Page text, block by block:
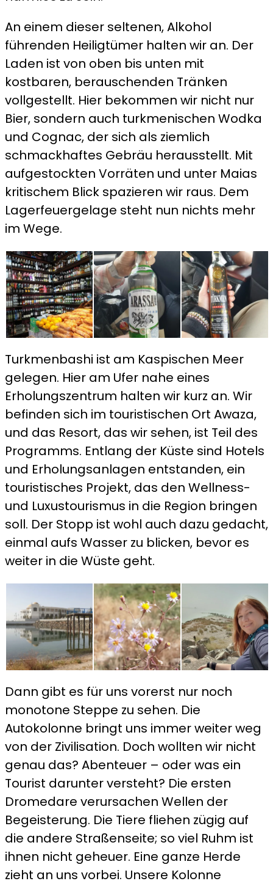
An einem dieser seltenen, Alkohol
führenden Heiligtümer halten wir an. Der
Laden ist von oben bis unten mit
kostbaren, berauschenden Tränken
vollgestellt. Hier bekommen wir nicht nur
Bier, sondern auch turkmenischen Wodka
und Cognac, der sich als ziemlich
schmackhaftes Gebräu herausstellt. Mit
aufgestockten Vorräten und unter Maias
kritischem Blick spazieren wir raus. Dem
Lagerfeuergelage steht nun nichts mehr
im Wege.
Turkmenbashi ist am Kaspischen Meer
gelegen. Hier am Ufer nahe eines
Erholungszentrum halten wir kurz an. Wir
befinden sich im touristischen Ort Awaza,
und das Resort, das wir sehen, ist Teil des
Programms. Entlang der Küste sind Hotels
und Erholungsanlagen entstanden, ein
touristisches Projekt, das den Wellness-
und Luxustourismus in die Region bringen
soll. Der Stopp ist wohl auch dazu gedacht,
einmal aufs Wasser zu blicken, bevor es
weiter in die Wüste geht.
Dann gibt es für uns vorerst nur noch
monotone Steppe zu sehen. Die
Autokolonne bringt uns immer weiter weg
von der Zivilisation. Doch wollten wir nicht
genau das? Abenteuer – oder was ein
Tourist darunter versteht? Die ersten
Dromedare verursachen Wellen der
Begeisterung. Die Tiere fliehen zügig auf
die andere Straßenseite; so viel Ruhm ist
ihnen nicht geheuer. Eine ganze Herde
zieht an uns vorbei. Unsere Kolonne